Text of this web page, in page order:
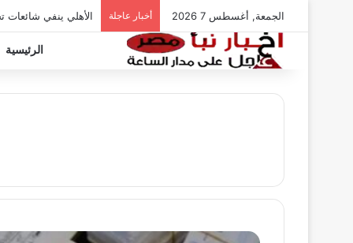
الجمعة, أغسطس 7 2026 أخبار عاجلة الأهلي ينفي شائعات
الرئيسية